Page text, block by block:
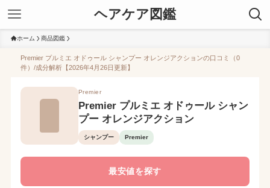
ヘアケア図鑑
ホーム 商品図鑑
Premier プルミエ オドゥール シャンプー オレンジアクションの口コミ（0
件）/成分解析【2026年4月26日更新】
Premier
Premier プルミエ オドゥール シャン
プー オレンジアクション
シャンプー Premier
最安値を探す